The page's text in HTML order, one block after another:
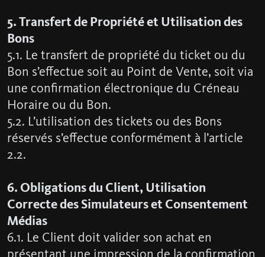
5. Transfert de Propriété et Utilisation des
Bons
5.1. Le transfert de propriété du ticket ou du
Bon s’effectue soit au Point de Vente, soit via
une confirmation électronique du Créneau
Horaire ou du Bon.
5.2. L’utilisation des tickets ou des Bons
réservés s’effectue conformément à l’article
2.2.
6. Obligations du Client, Utilisation
Correcte des Simulateurs et Consentement
Médias
6.1. Le Client doit valider son achat en
présentant une impression de la confirmation